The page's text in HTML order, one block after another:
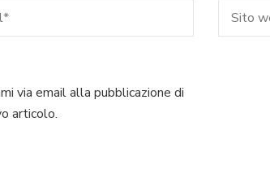
via email alla pubblicazione di
articolo.